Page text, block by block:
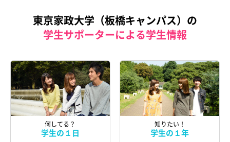
東京家政大学（板橋キャンパス）の
学生サポーターによる学生情報
何してる？
学生の１日
知りたい！
学生の１年